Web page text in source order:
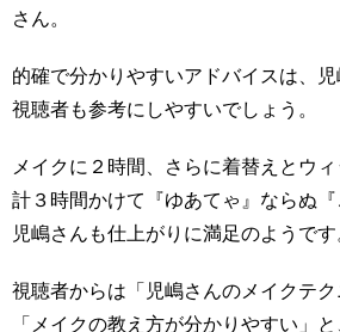
さん。
的確で分かりやすいアドバイスは、児
視聴者も参考にしやすいでしょう。
メイクに２時間、さらに着替えとウィ
計３時間かけて『ゆあてゃ』ならぬ『
児嶋さんも仕上がりに満足のようです
視聴者からは「児嶋さんのメイクテク
「メイクの教え方が分かりやすい」